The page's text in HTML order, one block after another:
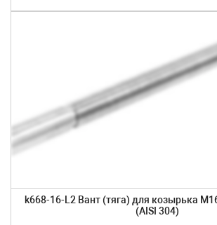
k668-16-L2 Вант (тяга) для козырька
(AISI 304)